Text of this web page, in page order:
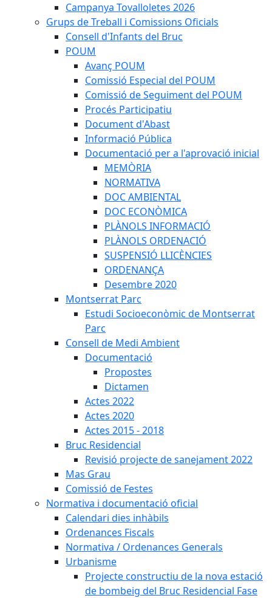
Campanya Tovalloletes 2026
Grups de Treball i Comissions Oficials
Consell d'Infants del Bruc
POUM
Avanç POUM
Comissió Especial del POUM
Comissió de Seguiment del POUM
Procés Participatiu
Document d'Abast
Informació Pública
Documentació per a l'aprovació inicial
MEMÒRIA
NORMATIVA
DOC AMBIENTAL
DOC ECONÒMICA
PLÀNOLS INFORMACIÓ
PLÀNOLS ORDENACIÓ
SUSPENSIÓ LLICÈNCIES
ORDENANÇA
Desembre 2020
Montserrat Parc
Estudi Socioeconòmic de Montserrat
Parc
Consell de Medi Ambient
Documentació
Propostes
Dictamen
Actes 2022
Actes 2020
Actes 2015 - 2018
Bruc Residencial
Revisió projecte de sanejament 2022
Mas Grau
Comissió de Festes
Normativa i documentació oficial
Calendari dies inhàbils
Ordenances Fiscals
Normativa / Ordenances Generals
Urbanisme
Projecte constructiu de la nova estació
de bombeig del Bruc Residencial Fase